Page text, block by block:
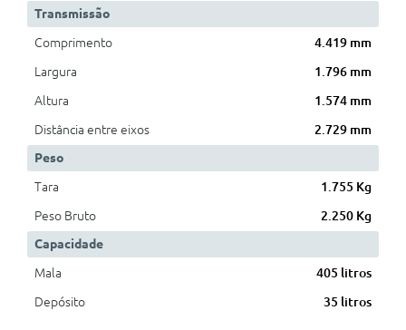
Transmissão
Comprimento
4.419 mm
Largura
1.796 mm
Altura
1.574 mm
Distância entre eixos
2.729 mm
Peso
Tara
1.755 Kg
Peso Bruto
2.250 Kg
Capacidade
Mala
405 litros
Depósito
35 litros